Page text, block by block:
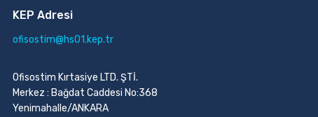
KEP Adresi
ofisostim@hs01.kep.tr
Ofisostim Kırtasiye LTD. ŞTİ.
Merkez : Bağdat Caddesi No:368
Yenimahalle/ANKARA